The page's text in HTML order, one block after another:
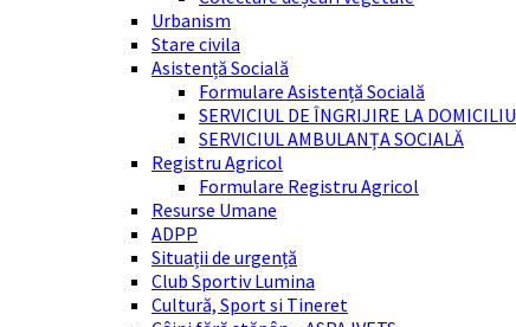
Urbanism
Stare civila
Asistență Socială
Formulare Asistență Socială
SERVICIUL DE ÎNGRIJIRE LA DOMICILIU
SERVICIUL AMBULANȚA SOCIALĂ
Registru Agricol
Formulare Registru Agricol
Resurse Umane
ADPP
Situații de urgență
Club Sportiv Lumina
Cultură, Sport si Tineret